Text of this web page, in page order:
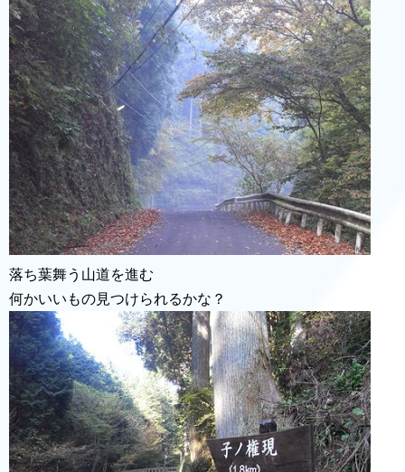
落ち葉舞う山道を進む
何かいいもの見つけられるかな？